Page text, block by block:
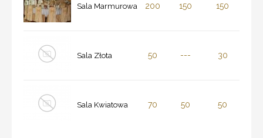
Sala Marmurowa 200 150 150
Sala Złota 50 --- 30
Sala Kwiatowa 70 50 50